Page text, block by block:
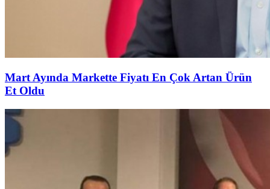
Mart Ayında Markette Fiyatı En Çok Artan Ürün
Et Oldu